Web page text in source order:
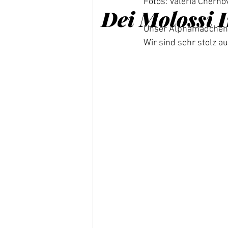
Unser
Wir sind sehr stolz
Dei Molossi
Cane